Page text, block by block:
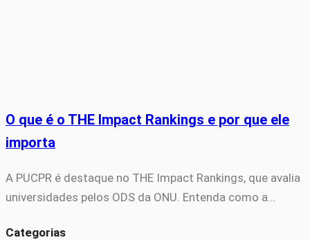
O que é o THE Impact Rankings e por que ele
importa
A PUCPR é destaque no THE Impact Rankings, que avalia
universidades pelos ODS da ONU. Entenda como a…
Categorias